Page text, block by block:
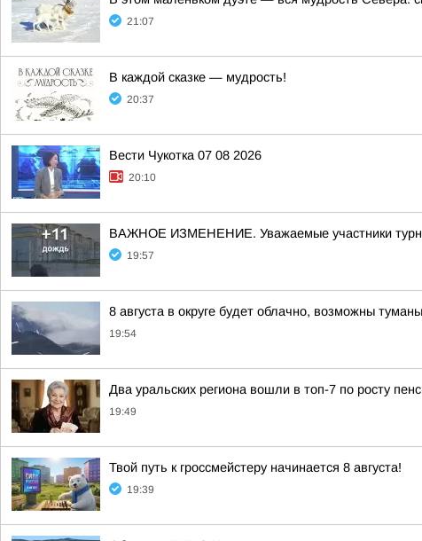
21:07
В каждой сказке — мудрость!
20:37
Вести Чукотка 07 08 2026
20:10
ВАЖНОЕ ИЗМЕНЕНИЕ. Уважаемые участники
19:57
8 августа в округе будет облачно, возможны
19:54
Два уральских региона вошли в топ-7 по росту
19:49
Твой путь к гроссмейстеру начинается 8 августа!
19:39